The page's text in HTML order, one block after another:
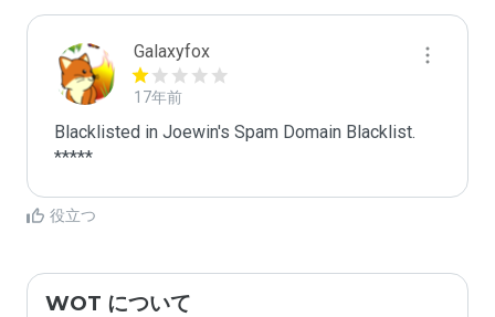
Galaxyfox
17年前
Blacklisted in Joewin's Spam Domain Blacklist.
*****
役立つ
WOT について